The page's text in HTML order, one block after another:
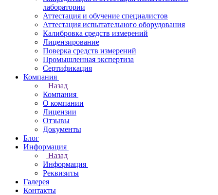
лаборатории
Аттестация и обучение специалистов
Аттестация испытательного оборудования
Калибровка средств измерений
Лицензирование
Поверка средств измерений
Промышленная экспертиза
Сертификация
Компания
Назад
Компания
О компании
Лицензии
Отзывы
Документы
Блог
Информация
Назад
Информация
Реквизиты
Галерея
Контакты